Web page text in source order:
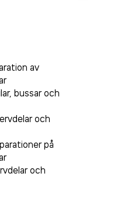
av
bussar och
och
på
och